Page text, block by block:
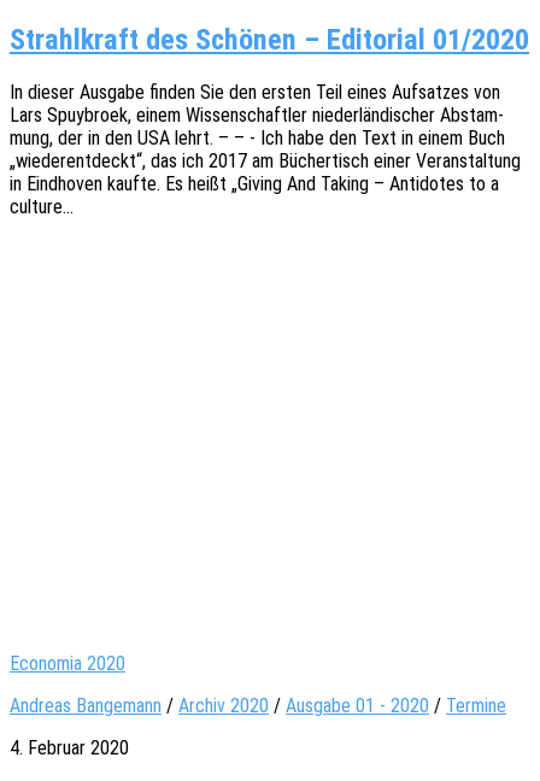
Strahlkraft des Schönen – Editorial 01/2020
In dieser Ausga­be finden Sie den ersten Teil eines Aufsat­zes von
Lars Spuy­br­oek, einem Wissen­schaft­ler nieder­län­di­scher Abstam­
mung, der in den USA lehrt. – – - Ich habe den Text in einem Buch
„wieder­ent­deckt“, das ich 2017 am Bücher­tisch einer Veran­stal­tung
in Eind­ho­ven kaufte. Es heißt „Giving And Taking – Anti­do­tes to a
culture…
Economia 2020
Andreas Bangemann / Archiv 2020 / Ausgabe 01 - 2020 / Termine
4. Februar 2020